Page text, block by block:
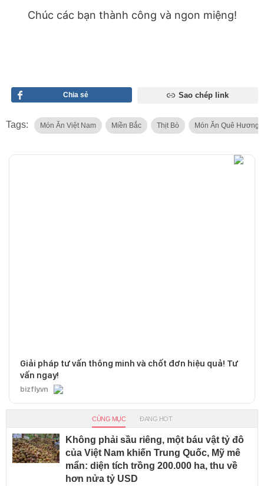
Chúc các bạn thành công và ngon miệng!
Chia sẻ Sao chép link
Tags: Món Ăn Việt Nam Miền Bắc Thịt Bò Món Ăn Quê Hương
Giải pháp tư vấn thông minh và chốt đơn hiệu quả! Tư
vấn ngay!
bizfly.vn
CÙNG MỤC ĐANG HOT
Không phải sầu riêng, một báu vật tỷ đô
của Việt Nam khiến Trung Quốc, Mỹ mê
mẩn: diện tích trồng 200.000 ha, thu về
hơn nửa tỷ USD